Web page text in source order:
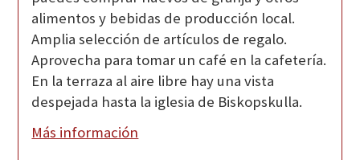
alimentos y bebidas de producción local.
Amplia selección de artículos de regalo.
Aprovecha para tomar un café en la cafetería.
En la terraza al aire libre hay una vista
despejada hasta la iglesia de Biskopskulla.
Más información